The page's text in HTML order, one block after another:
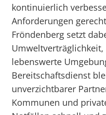
kontinuierlich
Anforderungen
Fröndenberg setzt
lebenswerte
Bereitschaftsdienst
unverzichtbarer
Kommunen und